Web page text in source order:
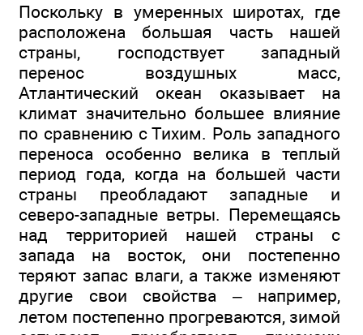
Поскольку в умеренных широтах, где
расположена большая часть нашей
страны, господствует западный
перенос воздушных масс,
Атлантический океан оказывает на
климат значительно большее влияние
по сравнению с Тихим. Роль западного
переноса особенно велика в теплый
период года, когда на большей части
страны преобладают западные и
северо-западные ветры. Перемещаясь
над территорией нашей страны с
запада на восток, они постепенно
теряют запас влаги, а также изменяют
другие свои свойства – например,
летом постепенно прогреваются, зимой